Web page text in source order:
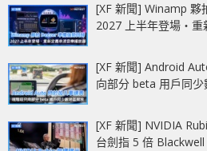
[XF 新聞] Winamp
2027 上半年登場‧重
[XF 新聞] Android
向部分 beta 用戶同
[XF 新聞] NVIDIA
台劍指 5 倍 Blackwell